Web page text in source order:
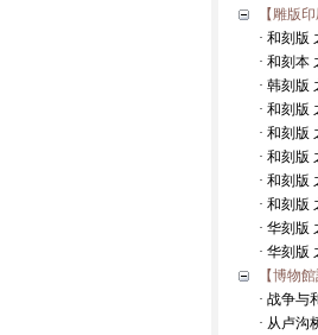
【雕版印
· 和刻版
· 和刻本
· 韩刻版
· 和刻版
· 和刻版
· 和刻版
· 和刻版
· 和刻版
· 华刻版
· 华刻版
【博物館
· 战争与
· 从卢沟